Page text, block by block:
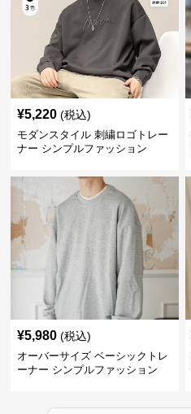
¥5,220 (税込)
モダンスタイル 刺繍ロゴトレー
ナー シンプルファッション
¥5,980 (税込)
オーバーサイズ ベーシックトレ
ーナー シンプルファッション